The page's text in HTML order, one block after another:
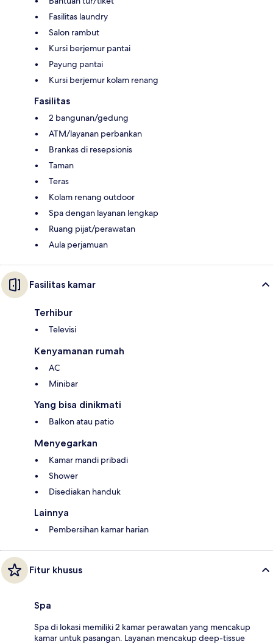
Fasilitas laundry
Salon rambut
Kursi berjemur pantai
Payung pantai
Kursi berjemur kolam renang
Fasilitas
2 bangunan/gedung
ATM/layanan perbankan
Brankas di resepsionis
Taman
Teras
Kolam renang outdoor
Spa dengan layanan lengkap
Ruang pijat/perawatan
Aula perjamuan
Fasilitas kamar
Terhibur
Televisi
Kenyamanan rumah
AC
Minibar
Yang bisa dinikmati
Balkon atau patio
Menyegarkan
Kamar mandi pribadi
Shower
Disediakan handuk
Lainnya
Pembersihan kamar harian
Fitur khusus
Spa
Spa di lokasi memiliki 2 kamar perawatan yang mencakup
kamar untuk pasangan. Layanan mencakup deep-tissue